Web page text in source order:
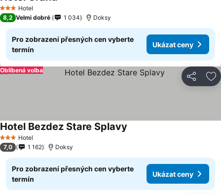
3 Počet hvězdiček
Hotel
8,2 Velmi dobré 1 034 Doksy
Pro zobrazení přesných cen vyberte
termín
Ukázat ceny
Sdílet
Oblíbená volba
3 Počet hvězdiček
Hotel
Hotel Bezdez Stare Splavy
7,0 1 162 Doksy
Pro zobrazení přesných cen vyberte
termín
Ukázat ceny